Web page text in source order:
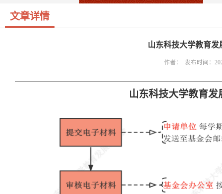
文章详情
山东科技大学教育
作者： 发布时间：
山东科技大学教育发